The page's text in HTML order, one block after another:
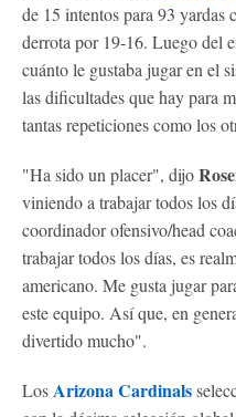
de 15 intentos para 93 yardas
derrota por 19-16. Luego del
cuánto le gustaba jugar en el
las dificultades que hay para
tantas repeticiones como los
"Ha sido un placer", dijo
viniendo a trabajar todos los
coordinador ofensivo/head
trabajar todos los días, es
americano. Me gusta jugar
este equipo. Así que, en
divertido mucho".
LosArizona Cardinals